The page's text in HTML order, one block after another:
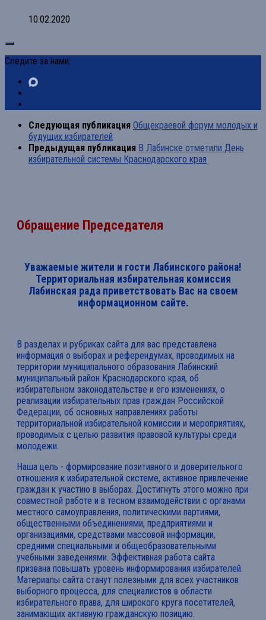
10.02.2020
Следите за нами:
Следующая публикация Общекраевой форум молодых и
будущих избирателей
Предыдущая публикация В Лабинске отметили День
избирательной системы Краснодарского края
Обращение Председателя
Уважаемые жители и гости Лабинского района!
Территориальная избирательная комиссия
Лабинская рада приветствовать Вас на своем
информационном сайте.
В разделах и рубриках сайта для вас представлена
информация о выборах и референдумах, проводимых на
территории муниципального образования Лабинский
муниципальный район Краснодарского края, об
избирательном законодательстве и его изменениях, о
реализации избирательных прав граждан Российской
Федерации, об основных направлениях работы
территориальной избирательной комиссии и мероприятиях,
проводимых с целью развития правовой культуры среди
молодежи.
Наша цель - формирование позитивного и доверительного
отношения к избирательной системе, активное привлечение
граждан к участию в выборах. Достигнуть этого можно при
совместной работе и в тесном взаимодействии с органами
местного самоуправления, политическими партиями,
общественными объединениями, предприятиями и
организациями, средствами массовой информации,
средними специальными и общеобразовательными
учебными заведениями. Эффективная работа сайта
призвана повышать уровень информирования избирателей.
Материалы сайта станут полезными для всех участников
выборного процесса, для специалистов в области
избирательного права, для широкого круга посетителей,
занимающих активную гражданскую позицию.